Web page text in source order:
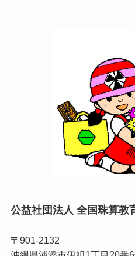
公益社団法人 全国珠算教
〒901-2132